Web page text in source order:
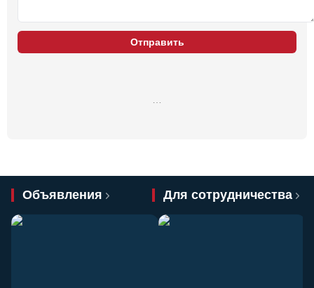
Отправить
Объявления Для сотрудничества